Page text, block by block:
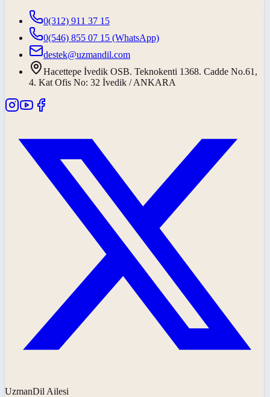
0(312) 911 37 15
0(546) 855 07 15 (WhatsApp)
destek@uzmandil.com
Hacettepe İvedik OSB. Teknokenti 1368. Cadde No.61,
4. Kat Ofis No: 32 İvedik / ANKARA
UzmanDil Ailesi